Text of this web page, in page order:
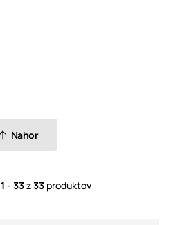
Nahor
1 - 33z33produktov